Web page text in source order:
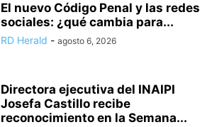
El nuevo Código Penal y las redes
sociales: ¿qué cambia para...
RD Herald - agosto 6, 2026
Directora ejecutiva del INAIPI
Josefa Castillo recibe
reconocimiento en la Semana...